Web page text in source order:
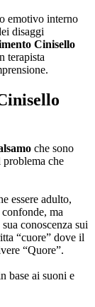
emotivo interno
disaggi
Cinisello
terapista
che sono
che
essere adulto,
ma
conoscenza sui
“cuore” dove il
“Quore”.
base ai suoni e